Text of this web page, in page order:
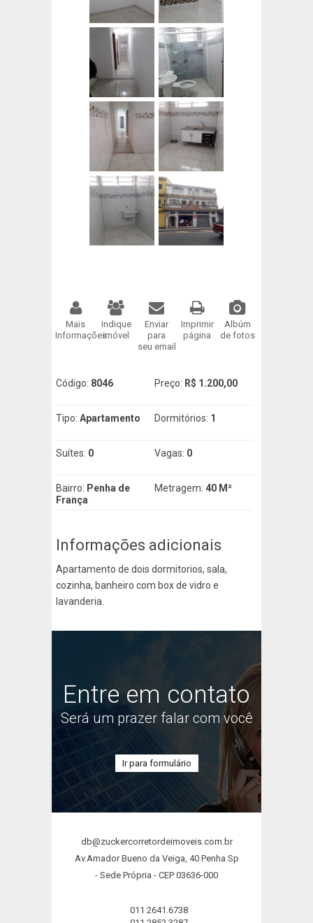
Mais
Informações
Indique
imóvel
Enviar
para
seu email
Imprimir
página
Albúm
de fotos
Código: 8046 Preço: R$ 1.200,00
Tipo: Apartamento Dormitórios: 1
Suítes: 0 Vagas: 0
Bairro: Penha de
França
Metragem:40 M²
Informações adicionais
Apartamento de dois dormitorios, sala,
cozinha, banheiro com box de vidro e
lavanderia.
Entre em contato
Será um prazer falar com você
Ir para formulário
db@zuckercorretordeimoveis.com.br
Av.Amador Bueno da Veiga, 40 Penha Sp
- Sede Própria - CEP 03636-000
011 2641.6738